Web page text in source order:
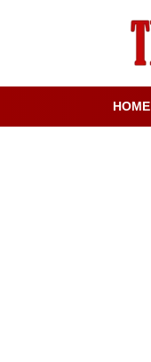
HOME